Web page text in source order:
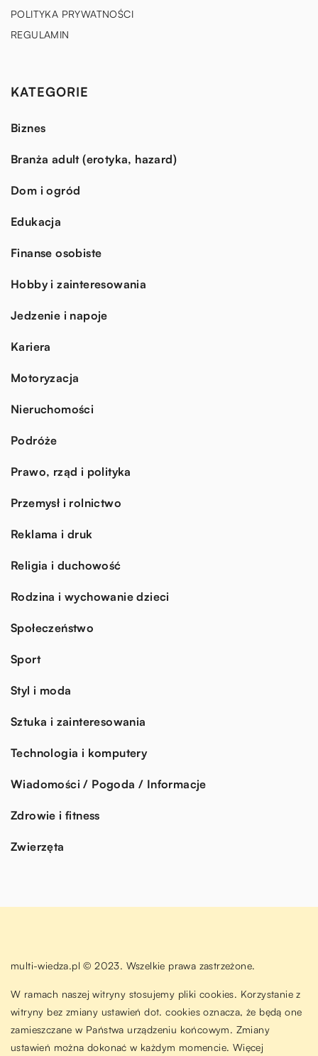
POLITYKA PRYWATNOŚCI
REGULAMIN
KATEGORIE
Biznes
Branża adult (erotyka, hazard)
Dom i ogród
Edukacja
Finanse osobiste
Hobby i zainteresowania
Jedzenie i napoje
Kariera
Motoryzacja
Nieruchomości
Podróże
Prawo, rząd i polityka
Przemysł i rolnictwo
Reklama i druk
Religia i duchowość
Rodzina i wychowanie dzieci
Społeczeństwo
Sport
Styl i moda
Sztuka i zainteresowania
Technologia i komputery
Wiadomości / Pogoda / Informacje
Zdrowie i fitness
Zwierzęta
multi-wiedza.pl © 2023. Wszelkie prawa zastrzeżone.
W ramach naszej witryny stosujemy pliki cookies. Korzystanie z
witryny bez zmiany ustawień dot. cookies oznacza, że będą one
zamieszczane w Państwa urządzeniu końcowym. Zmiany
ustawień można dokonać w każdym momencie. Więcej